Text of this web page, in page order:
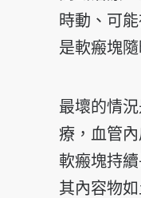
時動、可
是軟瘢塊
最壞的情
療，血管
軟瘢塊持
其內容物